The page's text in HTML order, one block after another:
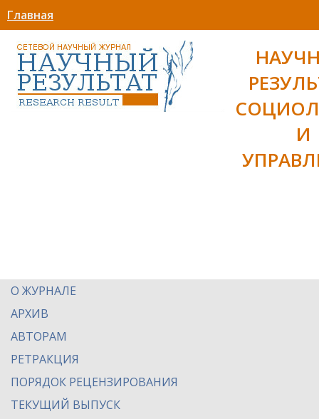
Главная
И
О ЖУРНАЛЕ
АРХИВ
АВТОРАМ
РЕТРАКЦИЯ
ПОРЯДОК РЕЦЕНЗИРОВАНИЯ
ТЕКУЩИЙ ВЫПУСК